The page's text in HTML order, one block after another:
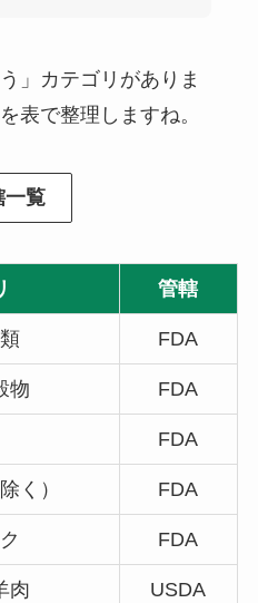
」カテゴリがありま
表で整理しますね。
一覧
管轄
FDA
物 FDA
FDA
く） FDA
FDA
肉 USDA